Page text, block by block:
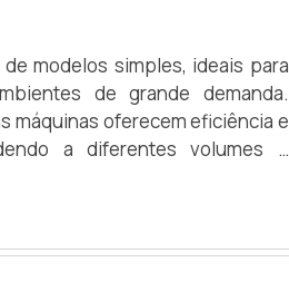
modelos simples, ideais para
de grande demanda.
máquinas oferecem eficiência e
a diferentes volumes e